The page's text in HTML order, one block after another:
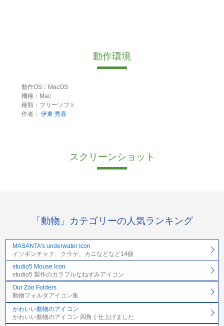
動作環境
動作OS：MacOS
機種：Mac
種類：フリーソフト
作者： 伊東 秀喜
スクリーンショット
「動物」カテゴリーの人気ランキング
MASANTA's underwater Icon
イソギンチャク、クラゲ、カニなどなど14個
studio5 Mouse Icon
studio5 製作のカラフルなねずみアイコン
Our Zoo Folders
動物フォルダアイコン集
かわいい動物のアイコン
かわいい動物のアイコン 四角く仕上げました